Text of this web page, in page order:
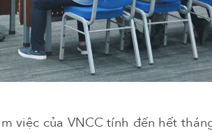
việc của VNCC tính đến hết